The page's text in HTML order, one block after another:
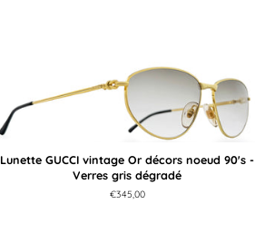
Lunette GUCCI vintage Or décors noeud 90's -
Verres gris dégradé
Prix
€345,00